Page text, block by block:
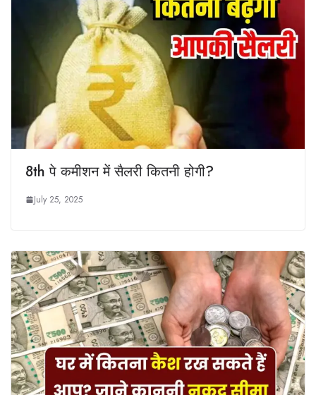
8th पे कमीशन में सैलरी कितनी होगी?
July 25, 2025